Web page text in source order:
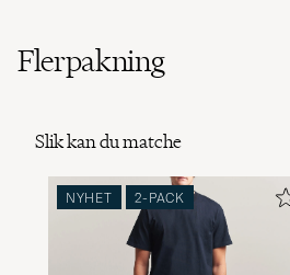
Flerpakning
Slik kan du matche
NYHET 2-PACK